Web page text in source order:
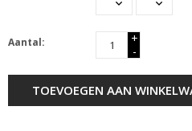
Aantal:
+
-
TOEVOEGEN AAN